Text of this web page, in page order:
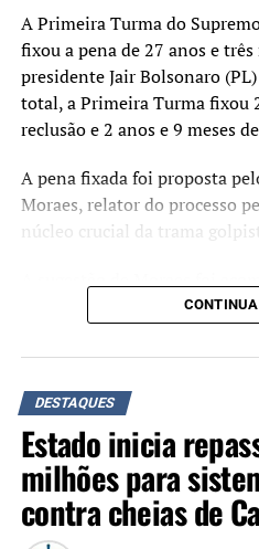
A Primeira Turma do
fixou a pena de 27 anos e
presidente Jair Bolsonaro
total, a Primeira Turma fixou
reclusão e 2 anos e 9 meses
A pena fixada foi proposta
Moraes, relator do processo
núcleo crucial da trama
Flávio Dino, Cármen Lúcia e
durante o julgamento, não
Crimes
Organização criminosa
Abolição violenta do
Direito: 6 anos e 6
DESTAQUES
Estado inicia
milhões para
contra cheias de